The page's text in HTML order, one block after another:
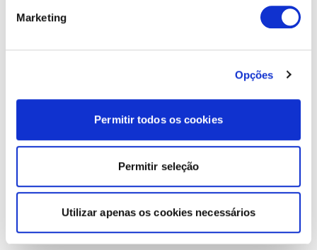
Marketing
Opções
Permitir todos os cookies
Permitir seleção
Utilizar apenas os cookies necessários